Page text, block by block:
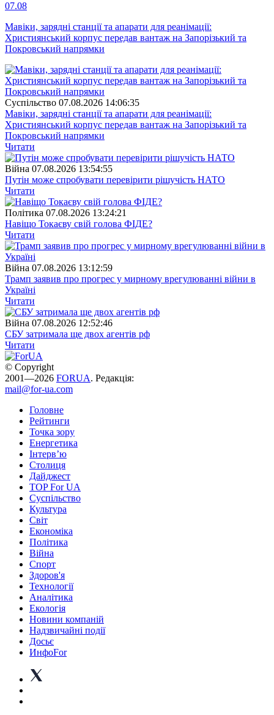
07.08
Мавіки, зарядні станції та апарати для реанімації:
Християнський корпус передав вантаж на Запорізький та
Покровський напрямки
Суспiльство 07.08.2026 14:06:35
Мавіки, зарядні станції та апарати для реанімації:
Християнський корпус передав вантаж на Запорізький та
Покровський напрямки
Читати
Війна 07.08.2026 13:54:55
Путін може спробувати перевірити рішучість НАТО
Читати
Полiтика 07.08.2026 13:24:21
Навіщо Токаєву свій голова ФІДЕ?
Читати
Війна 07.08.2026 13:12:59
Трамп заявив про прогрес у мирному врегулюванні війни в
Україні
Читати
Війна 07.08.2026 12:52:46
СБУ затримала ще двох агентів рф
Читати
© Copyright
2001—2026 FORUA. Редакція:
mail@for-ua.com
Головне
Рейтинги
Точка зору
Енергетика
Інтерв’ю
Столиця
Дайджест
TOP For UA
Суспiльство
Культура
Світ
Економіка
Політика
Війна
Спорт
Здоров'я
Технології
Аналітика
Екологія
Новини компаній
Надзвичайні події
Досьє
ИнфоFor